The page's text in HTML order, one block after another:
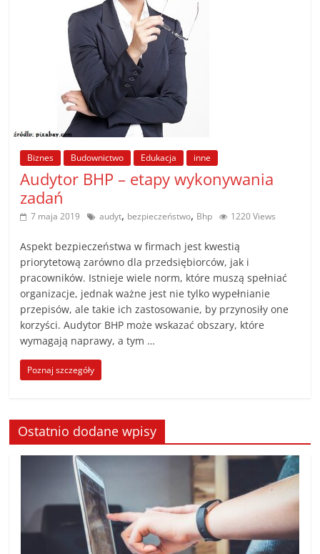
Biznes Budownictwo Edukacja inne
Audytor BHP – etapy wykonywania
zadań
7 maja 2019 audyt, bezpieczeństwo, Bhp 1220 Views
Aspekt bezpieczeństwa w firmach jest kwestią
priorytetową zarówno dla przedsiębiorców, jak i
pracowników. Istnieje wiele norm, które muszą spełniać
organizacje, jednak ważne jest nie tylko wypełnianie
przepisów, ale takie ich zastosowanie, by przynosiły one
korzyści. Audytor BHP może wskazać obszary, które
wymagają naprawy, a tym …
Poznaj szczegóły
Ostatnio dodane wpisy